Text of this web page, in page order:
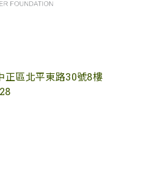
正區北平東路30號8樓